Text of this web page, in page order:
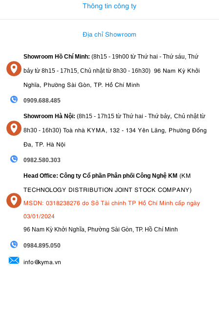
Thông tin công ty
Địa chỉ Showroom
Showroom Hồ Chí Minh: (8h15 - 19h00 từ Thứ hai - Thứ sáu, Thứ
bảy từ 8h15 - 17h15, Chủ nhật từ 8h30 - 16h30) 96 Nam Kỳ Khởi
Nghĩa, Phường Sài Gòn, TP. Hồ Chí Minh
0909.688.485
Showroom Hà Nội: (8h15 - 17h15 từ Thứ hai - Thứ bảy, Chủ nhật từ
8h30 - 16h30) Toà nhà KYMA, 132 - 134 Yên Lãng, Phường Đống
Đa, TP. Hà Nội
0982.580.303
Head Office: Công ty Cổ phần Phân phối Công Nghệ KM (KM
TECHNOLOGY DISTRIBUTION JOINT STOCK COMPANY)
MSDN: 0318238276 do Sở Tài chính TP Hồ Chí Minh cấp ngày
03/01/2024
96 Nam Kỳ Khởi Nghĩa, Phường Sài Gòn, TP. Hồ Chí Minh
0984.895.050
info@kyma.vn